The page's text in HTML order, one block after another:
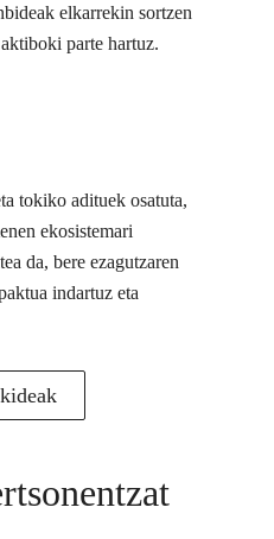
elkarrekin sortzen
parte hartuz.
tokiko adituek osatuta,
ekosistemari
da, bere ezagutzaren
indartuz eta